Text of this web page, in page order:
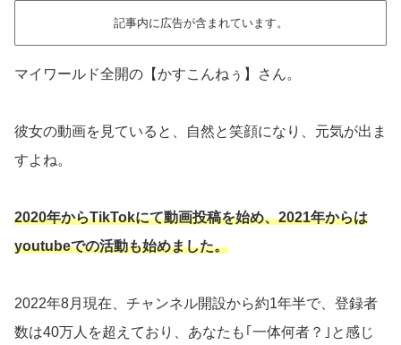
記事内に広告が含まれています。
マイワールド全開の【かすこんねぅ】さん。
彼女の動画を見ていると、自然と笑顔になり、元気が出ま
すよね。
2020年からTikTokにて動画投稿を始め、2021年からは
youtubeでの活動も始めました。
2022年8月現在、チャンネル開設から約1年半で、登録者
数は40万人を超えており、あなたも｢一体何者？｣と感じ